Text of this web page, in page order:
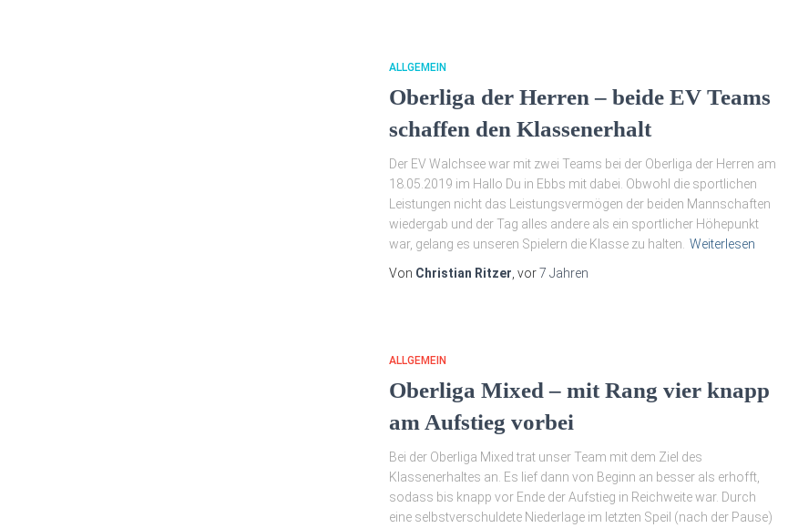
ALLGEMEIN
Oberliga der Herren – beide EV Teams
schaffen den Klassenerhalt
Der EV Walchsee war mit zwei Teams bei der Oberliga der Herren am
18.05.2019 im Hallo Du in Ebbs mit dabei. Obwohl die sportlichen
Leistungen nicht das Leistungsvermögen der beiden Mannschaften
wiedergab und der Tag alles andere als ein sportlicher Höhepunkt
war, gelang es unseren Spielern die Klasse zu halten. Weiterlesen
Von Christian Ritzer , vor7 Jahren
ALLGEMEIN
Oberliga Mixed – mit Rang vier knapp
am Aufstieg vorbei
Bei der Oberliga Mixed trat unser Team mit dem Ziel des
Klassenerhaltes an. Es lief dann von Beginn an besser als erhofft,
sodass bis knapp vor Ende der Aufstieg in Reichweite war. Durch
eine selbstverschuldete Niederlage im letzten Speil (nach der Pause)